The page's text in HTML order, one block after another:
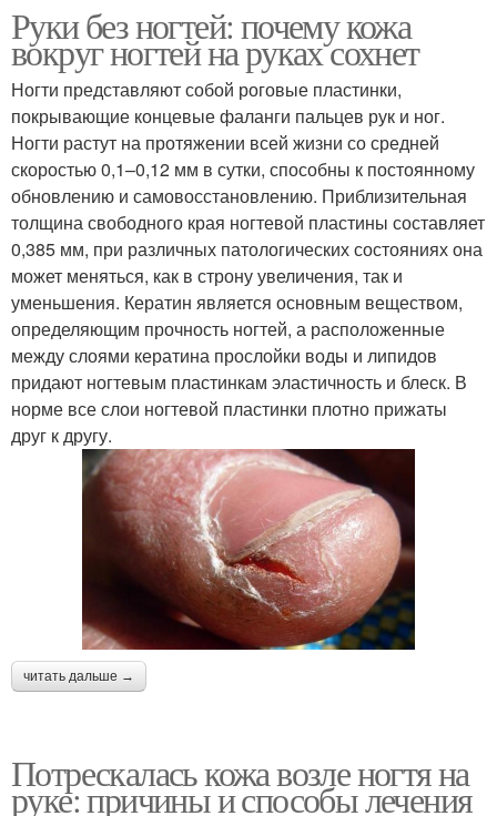
Руки без ногтей: почему кожа
вокруг ногтей на руках сохнет
Ногти представляют собой роговые пластинки,
покрывающие концевые фаланги пальцев рук и ног.
Ногти растут на протяжении всей жизни со средней
скоростью 0,1–0,12 мм в сутки, способны к постоянному
обновлению и самовосстановлению. Приблизительная
толщина свободного края ногтевой пластины составляет
0,385 мм, при различных патологических состояниях она
может меняться, как в строну увеличения, так и
уменьшения. Кератин является основным веществом,
определяющим прочность ногтей, а расположенные
между слоями кератина прослойки воды и липидов
придают ногтевым пластинкам эластичность и блеск. В
норме все слои ногтевой пластинки плотно прижаты
друг к другу.
читать дальше →
Потрескалась кожа возле ногтя на
руке: причины и способы лечения